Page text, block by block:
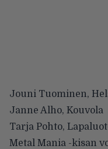
Jouni Tuominen,
Janne Alho, Kouvola
Tarja Pohto,
Metal Mania -kisan